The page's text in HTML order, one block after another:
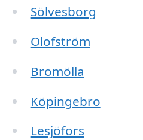
Sölvesborg
Olofström
Bromölla
Köpingebro
Lesjöfors